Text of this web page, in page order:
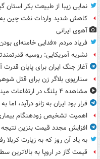
نمایی زیبا از طبیعت بکر استان
کاهش شدید واردات نفت چین به
آهوی ایرانی
فریاد مردم «فدایی خامنه‌ای
نشریه آمریکایی: روسیه
آغاز جنگ ایران برای پایان قدرت
سناریوی بلاگر زن برای قتل
مشاهده ۴ پلنگ در ارتفاعات میناب
قرار بود ایران به زانو درآید،
اهمیت تشخیص زودهنگام
افزایش مجدد قیمت بنزین نتیجه
به یاد آن روز که به زیارت کربلا
قیمت گاز در اروپا به بالاترین سطح خود